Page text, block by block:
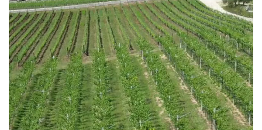
Piccoli Wine Experience
I Vini
Contatti
Wine Club